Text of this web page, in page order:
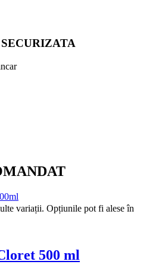
variații. Opțiunile pot fi alese în
500 ml